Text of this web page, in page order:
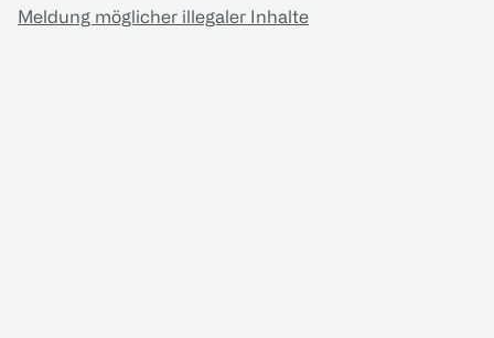
Meldung möglicher illegaler Inhalte